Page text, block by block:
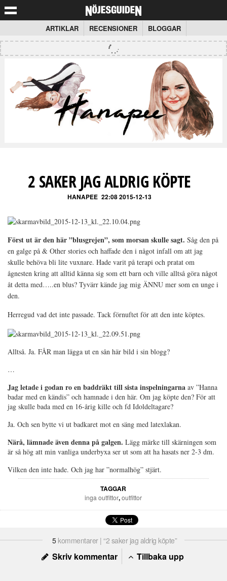
ARTIKLAR RECENSIONER BLOGGAR
2 SAKER JAG ALDRIG KÖPTE
HANAPEE 22:08 2015-12-13
Först ut är den här ”blusgrejen”, som morsan skulle sagt. Såg den på
en galge på & Other stories och haffade den i något infall om att jag
skulle behöva bli lite vuxnare. Hade varit på terapi och pratat om
ågnesten kring att alltid känna sig som ett barn och ville alltså göra något
åt detta med…..en blus? Tyvärr kände jag mig ÄNNU mer som en unge i
den.
Herregud vad det inte passade. Tack förnuftet för att den inte köptes.
Alltså. Ja. FÅR man lägga ut en sån här bild i sin blogg?
…
Jag letade i godan ro en baddräkt till sista inspelningarna av ”Hanna
badar med en kändis” och hamnade i den här. Om jag köpte den? För att
jag skulle bada med en 16-årig kille och fd Idoldeltagare?
Ja. Och sen bytte vi ut badkaret mot en säng med latexlakan.
Närå, lämnade även denna på galgen. Lägg märke till skärningen som
är så hög att min vanliga underbyxa ser ut som att ha hasats ner 2-3 dm.
Vilken den inte hade. Och jag har ”normalhög” stjärt.
TAGGAR
inga outfittor,outfittor
5kommentarer | “2 saker jag aldrig köpte”
Skriv kommentar Tillbaka upp